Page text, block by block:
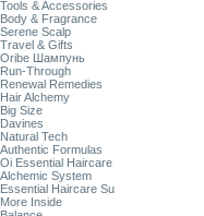
Tools & Accessories
Body & Fragrance
Serene Scalp
Travel & Gifts
Oribe Шампунь
Run-Through
Renewal Remedies
Hair Alchemy
Big Size
Davines
Natural Tech
Authentic Formulas
Oi Essential Haircare
Alchemic System
Essential Haircare Su
More Inside